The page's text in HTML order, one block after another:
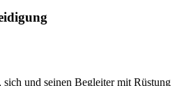
und seinen Begleiter mit Rüstung